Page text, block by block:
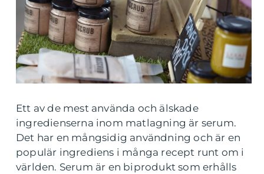
Ett av de mest använda och älskade
ingredienserna inom matlagning är serum.
Det har en mångsidig användning och är en
populär ingrediens i många recept runt om i
världen. Serum är en biprodukt som erhålls